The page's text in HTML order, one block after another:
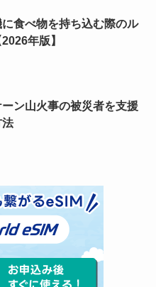
食べ物を持ち込む際のル
年版】
ーン山火事の被災者を支援
法